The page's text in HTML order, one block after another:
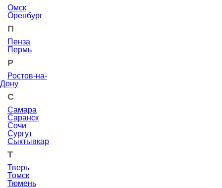
Омск
Оренбург
П
Пенза
Пермь
Р
Ростов-на-
Дону
С
Самара
Саранск
Сочи
Сургут
Сыктывкар
Т
Тверь
Томск
Тюмень